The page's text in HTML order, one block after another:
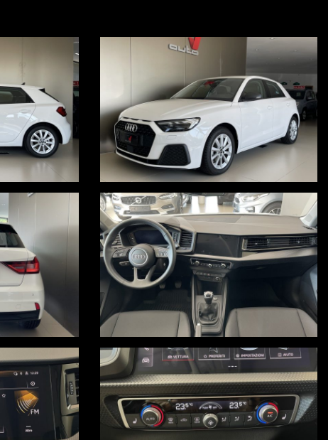
VALIDA FINO AL 14/08/2026 ESCLUSIVAMENTE CON
nostro sito www.autov.it
isole comprese, salvo accordo economico
eventuali involontari errori inseriti nell'annuncio, i quali non
3383597785